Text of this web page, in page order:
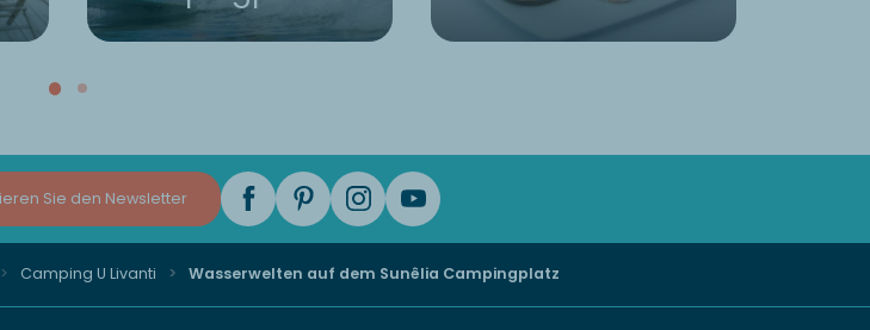
Sie den Newsletter
Camping U Livanti Wasserwelten auf dem Sunêlia Campingplatz